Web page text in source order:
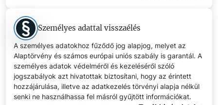
Személyes adattal visszaélés
A személyes adatokhoz fűződő jog alapjog, melyet az
Alaptörvény és számos európai uniós szabály is garantál. A
személyes adatok védelméről és kezeléséről szóló
jogszabályok azt hivatottak biztosítani, hogy az érintett
hozzájárulása, illetve az adatkezelés törvényi alapja nélkül
senki ne használhassa fel másról gyűjtött információkat.